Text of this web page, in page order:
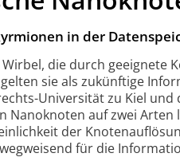
in der
die durch geeignete
sie als zukünftige
Universität zu Kiel
Nanoknoten auf zwei
der
für die